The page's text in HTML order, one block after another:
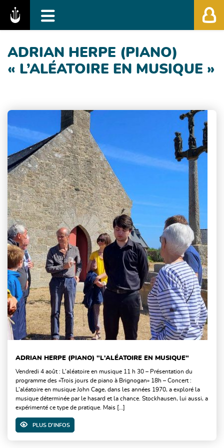
Fédération des Festivals de Musique
ADRIAN HERPE (PIANO)
« L’ALÉATOIRE EN MUSIQUE »
ADRIAN HERPE (PIANO) "L'ALÉATOIRE EN MUSIQUE"
Vendredi 4 août : L’aléatoire en musique 11 h 30 – Présentation du
programme des «Trois jours de piano à Brignogan» 18h – Concert :
L’aléatoire en musique John Cage, dans les années 1970, a exploré la
musique déterminée par le hasard et la chance. Stockhausen, lui aussi, a
expérimenté ce type de pratique. Mais […]
PLUS D'INFOS